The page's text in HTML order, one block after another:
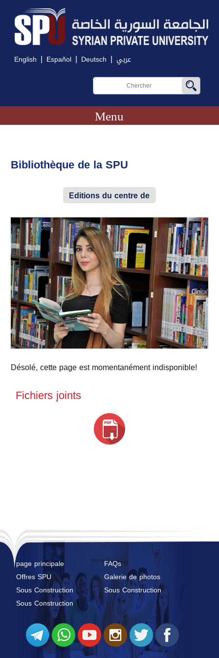
English | Español | Deutsch | عربي
Menu
Bibliothèque de la SPU
Editions du centre de
(DCRS)
Désolé, cette page est momentanément indisponible!
Fichiers joints
page principale
FAQs
Offres SPU
Galerie de photos
Sous Construction
Sous Construction
Sous Construction